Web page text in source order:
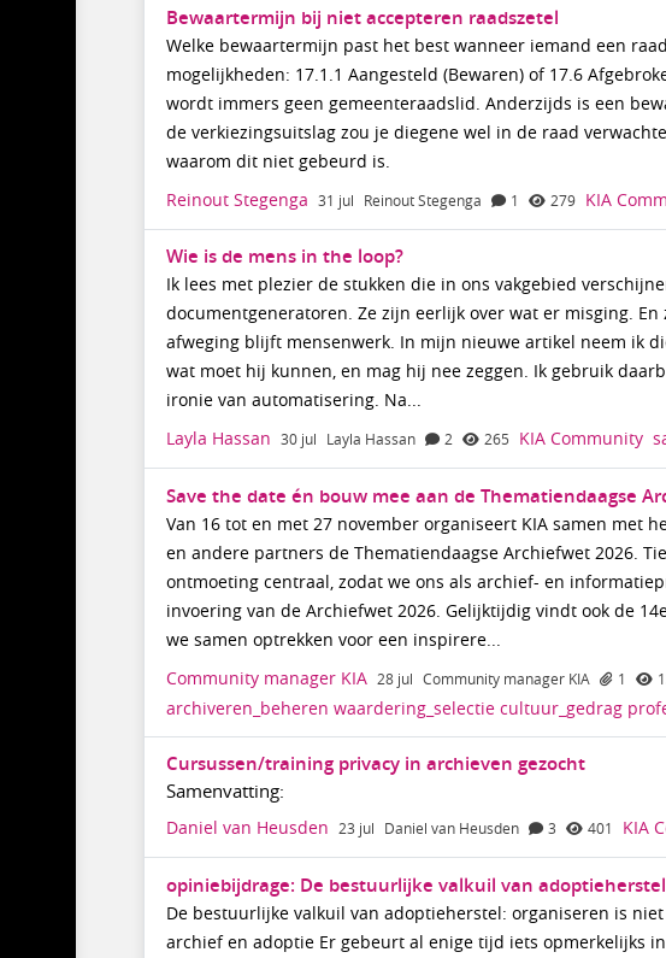
Bewaartermijn bij niet accepteren raadszetel
Welke bewaartermijn past het best wanneer iemand een
mogelijkheden: 17.1.1 Aangesteld (Bewaren) of 17.6
wordt immers geen gemeenteraadslid. Anderzijds is een
de verkiezingsuitslag zou je diegene wel in de raad
waarom dit niet gebeurd is.
Reinout Stegenga 31 jul Reinout Stegenga 1 279 KIA
Wie is de mens in the loop?
Ik lees met plezier de stukken die in ons vakgebied
documentgeneratoren. Ze zijn eerlijk over wat er misging.
afweging blijft mensenwerk. In mijn nieuwe artikel neem ik
wat moet hij kunnen, en mag hij nee zeggen. Ik gebruik
ironie van automatisering. Na...
Layla Hassan 30 jul Layla Hassan 2 265 KIA Community
Save the date én bouw mee aan de Thematiendaagse
Van 16 tot en met 27 november organiseert KIA samen met
en andere partners de Thematiendaagse Archiefwet 2026.
ontmoeting centraal, zodat we ons als archief- en
invoering van de Archiefwet 2026. Gelijktijdig vindt ook de
we samen optrekken voor een inspirere...
Community manager KIA 28 jul Community manager KIA 1
archiveren_beheren waardering_selectie cultuur_gedrag
Cursussen/training privacy in archieven gezocht
Samenvatting:
Daniel van Heusden 23 jul Daniel van Heusden 3 401 KIA
opiniebijdrage: De bestuurlijke valkuil van
De bestuurlijke valkuil van adoptieherstel: organiseren is
archief en adoptie Er gebeurt al enige tijd iets opmerkelijks